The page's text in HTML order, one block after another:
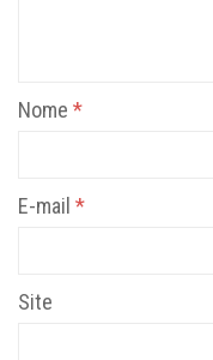
Nome *
E-mail *
Site